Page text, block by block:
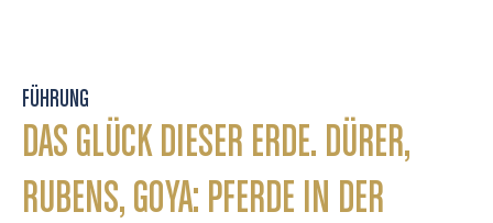
FÜHRUNG
DAS GLÜCK DIESER ERDE. DÜRER,
RUBENS, GOYA: PFERDE IN DER